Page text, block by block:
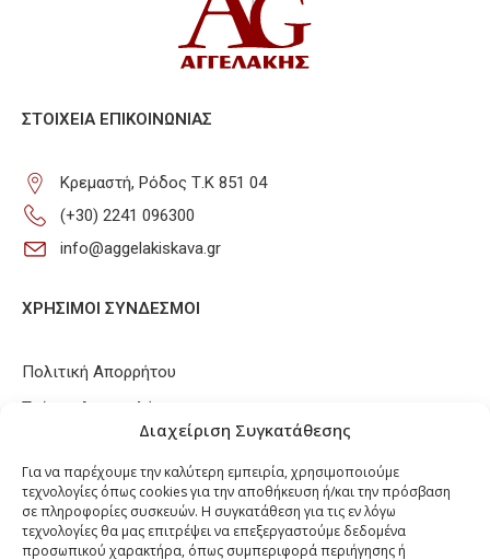
Διαχείριση Συγκατάθεσης
Για να παρέχουμε την καλύτερη εμπειρία, χρησιμοποιούμε
τεχνολογίες όπως cookies για την αποθήκευση ή/και την πρόσβαση
σε πληροφορίες συσκευών. Η συγκατάθεση για τις εν λόγω
τεχνολογίες θα μας επιτρέψει να επεξεργαστούμε δεδομένα
προσωπικού χαρακτήρα, όπως συμπεριφορά περιήγησης ή
ΣΤΟΙΧΕΊΑ ΕΠΙΚΟΙΝΩΝΊΑΣ
Κρεμαστή, Ρόδος Τ.Κ 851 04
(+30) 2241 096300
info@aggelakiskava.gr
ΧΡΗΣΙΜΟΙ ΣΥΝΔΕΣΜΟΙ
Πολιτική Απορρήτου
Τρόποι Αποστολής
Πολιτική Επιστροφών / Ακυρώσεων
Πολιτική Cookies